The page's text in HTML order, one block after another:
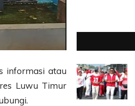
informasi atau
Luwu Timur